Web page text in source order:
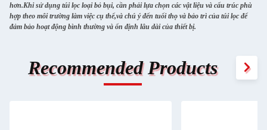
hơn.Khi sử dụng túi lọc loại bỏ bụi, cần phải lựa chọn các vật liệu và cấu trúc phù
hợp theo môi trường làm việc cụ thể,và chú ý đến tuổi thọ và bảo trì của túi lọc để
đảm bảo hoạt động bình thường và ổn định lâu dài của thiết bị.
Recommended Products